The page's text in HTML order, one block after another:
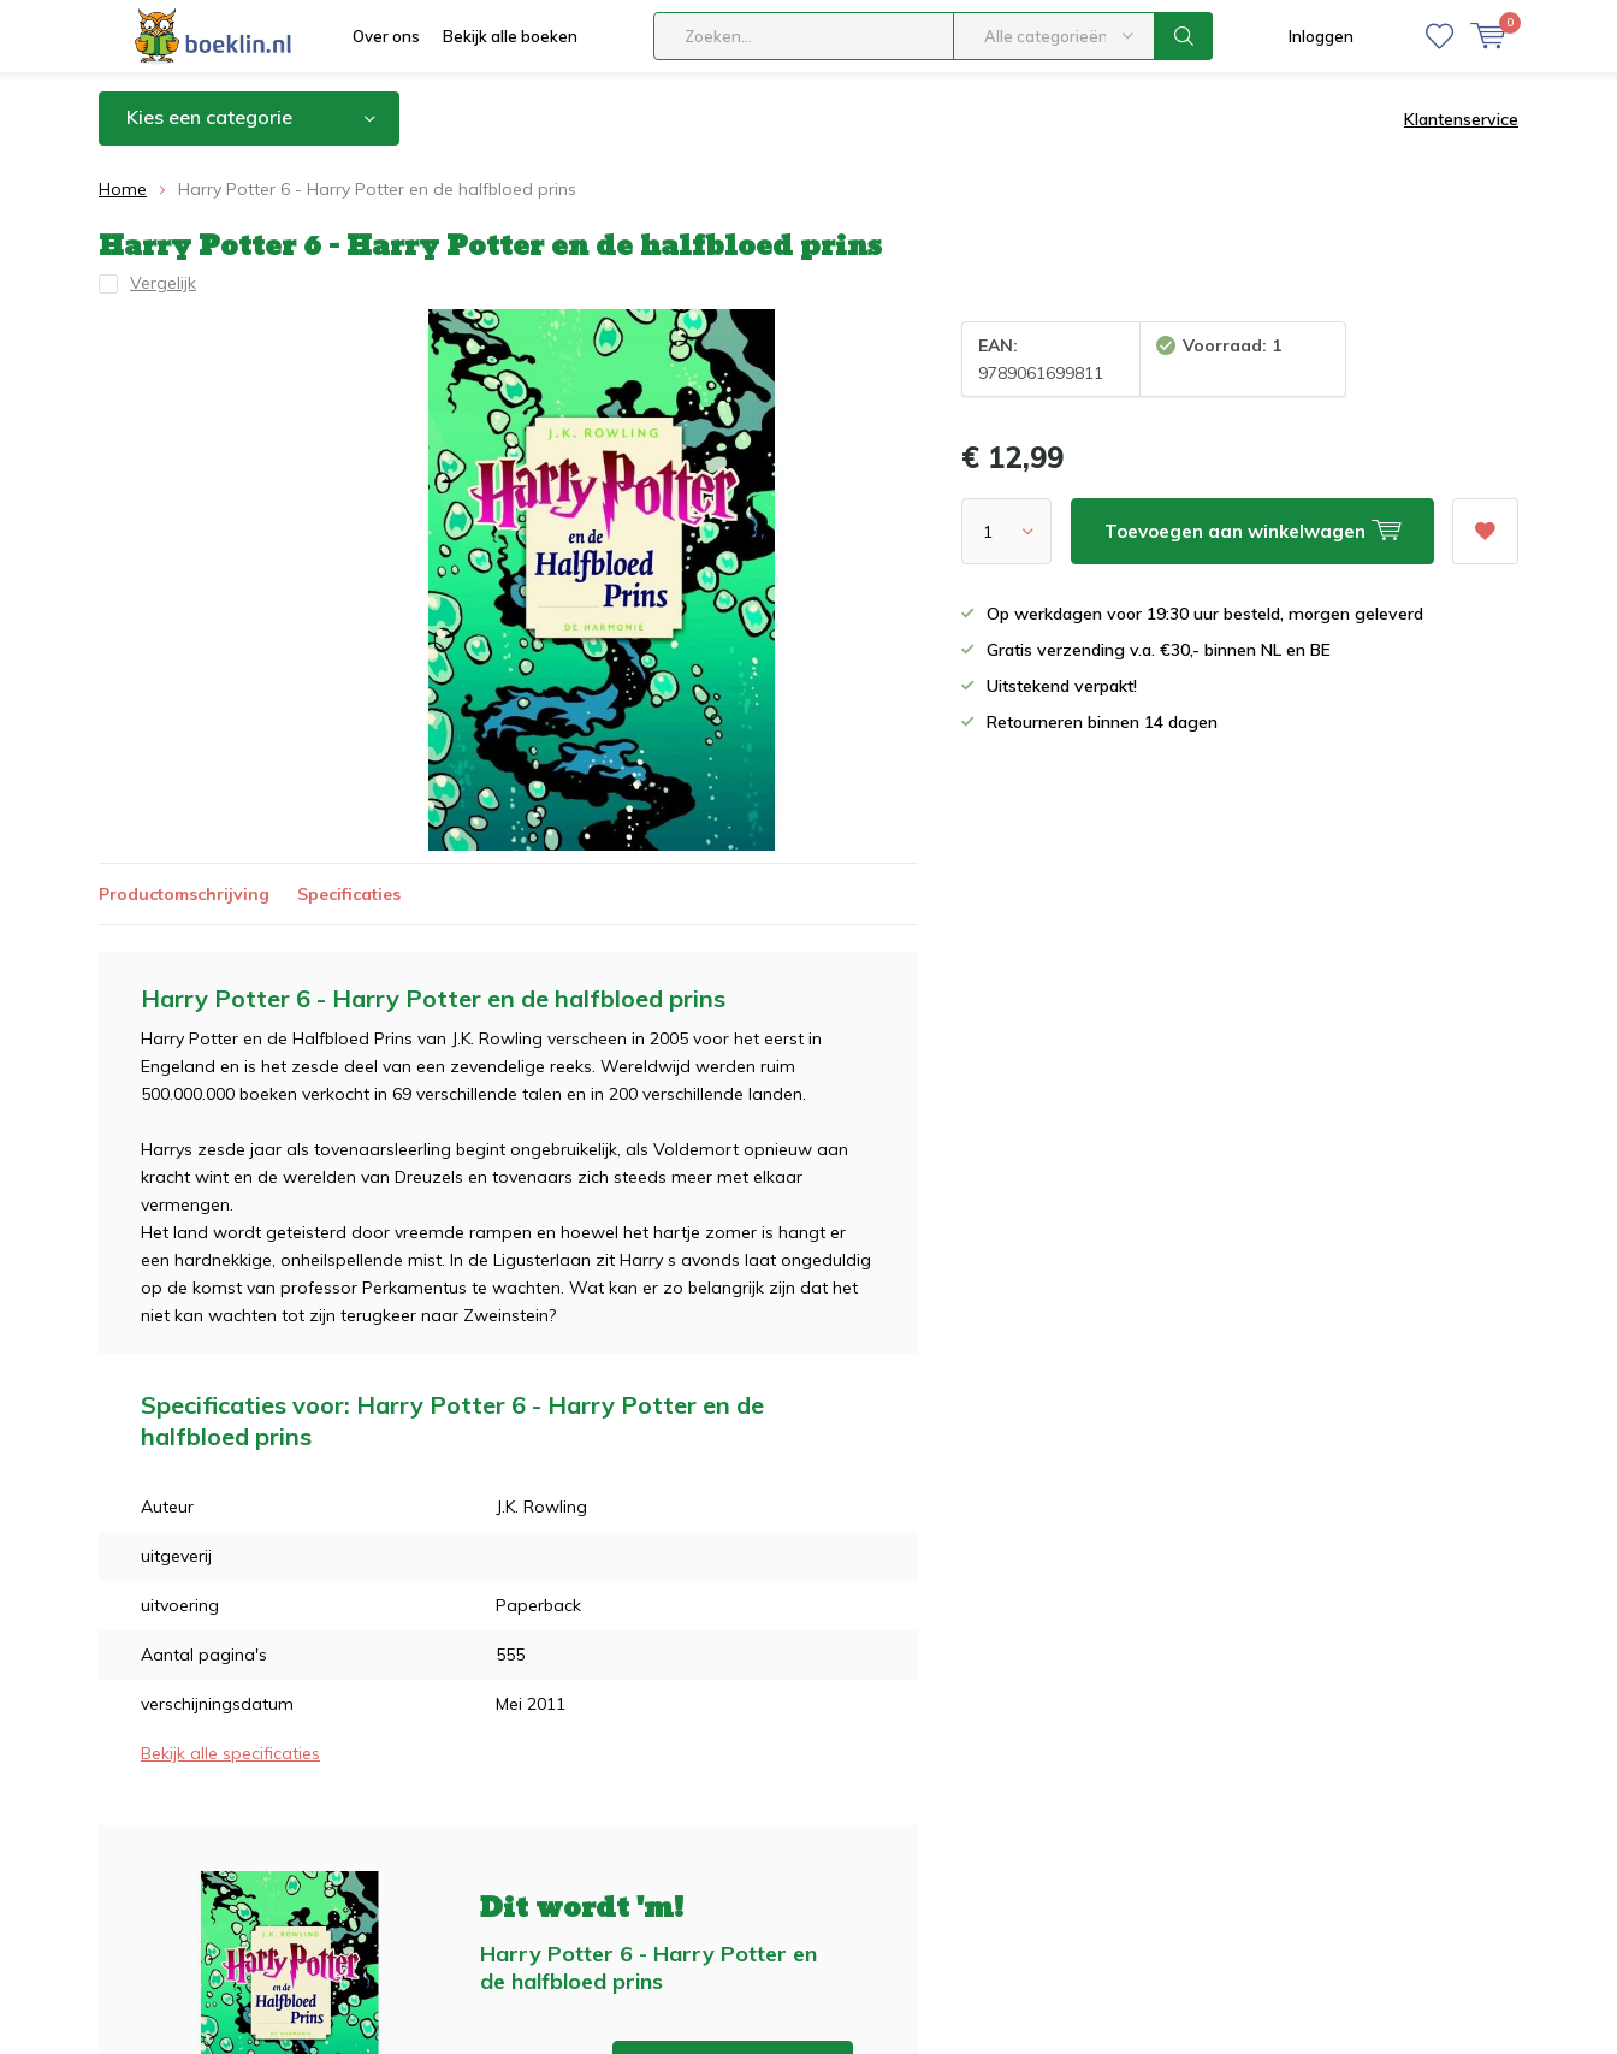
Over ons Bekijk alle boeken Alle categorieën Inloggen
0
Kies een categorie Klantenservice
Home Harry Potter 6 - Harry Potter en de halfbloed prins
Harry Potter 6 - Harry Potter en de halfbloed prins
Vergelijk
EAN:
9789061699811
Voorraad: 1
€ 12,99
Toevoegen aan winkelwagen
Op werkdagen voor 19:30 uur besteld, morgen geleverd
Gratis verzending v.a. €30,- binnen NL en BE
Uitstekend verpakt!
Retourneren binnen 14 dagen
Productomschrijving Specificaties
Harry Potter 6 - Harry Potter en de halfbloed prins
Harry Potter en de Halfbloed Prins van J.K. Rowling verscheen in 2005 voor het eerst in
Engeland en is het zesde deel van een zevendelige reeks. Wereldwijd werden ruim
500.000.000 boeken verkocht in 69 verschillende talen en in 200 verschillende landen.
Harrys zesde jaar als tovenaarsleerling begint ongebruikelijk, als Voldemort opnieuw aan
kracht wint en de werelden van Dreuzels en tovenaars zich steeds meer met elkaar
vermengen.
Het land wordt geteisterd door vreemde rampen en hoewel het hartje zomer is hangt er
een hardnekkige, onheilspellende mist. In de Ligusterlaan zit Harry s avonds laat ongeduldig
op de komst van professor Perkamentus te wachten. Wat kan er zo belangrijk zijn dat het
niet kan wachten tot zijn terugkeer naar Zweinstein?
Specificaties voor: Harry Potter 6 - Harry Potter en de
halfbloed prins
Auteur J.K. Rowling
uitgeverij
uitvoering Paperback
Aantal pagina's 555
verschijningsdatum Mei 2011
Bekijk alle specificaties
Dit wordt 'm!
Harry Potter 6 - Harry Potter en
de halfbloed prins